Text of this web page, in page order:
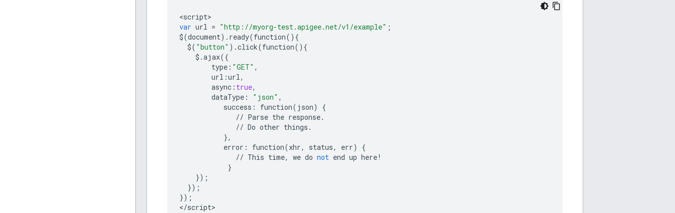
<script
var url = "http://myorg-test.apigee.net/v1/example" ;
$(document) . ready(function(){
$( "button" ) .click(function(){
$.ajax({
type : "GET" ,
url :url,
async : true,
dataType : "json" ,
success : function( json)
{
// Parse the response.
// Do other things .
},
error : function(xhr, status, err)
{
// This time, we do not end up here!
}
});
});
});
</script>